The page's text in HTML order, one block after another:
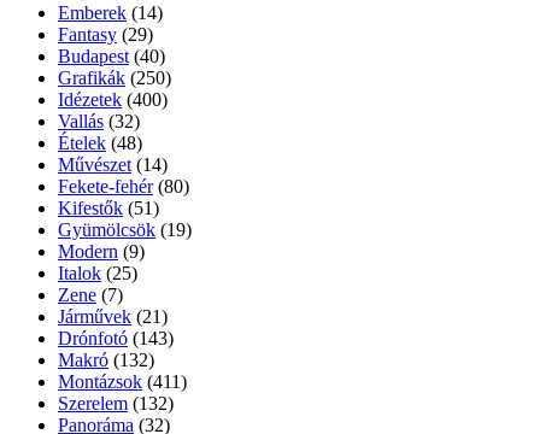
Emberek (14)
Fantasy (29)
Budapest (40)
Grafikák (250)
Idézetek (400)
Vallás (32)
Ételek (48)
Művészet (14)
Fekete-fehér (80)
Kifestők (51)
Gyümölcsök (19)
Modern (9)
Italok (25)
Zene (7)
Járművek (21)
Drónfotó (143)
Makró (132)
Montázsok (411)
Szerelem (132)
Panoráma (32)